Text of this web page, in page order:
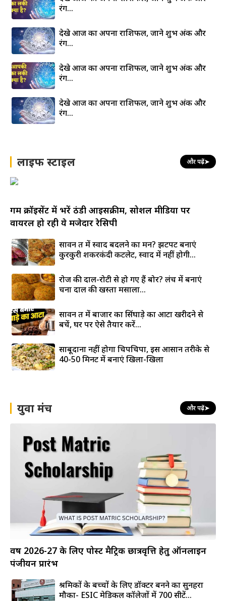
रंग…
देखे आज का अपना राशिफल, जाने शुभ अंक और
रंग…
देखे आज का अपना राशिफल, जाने शुभ अंक और
रंग…
देखे आज का अपना राशिफल, जाने शुभ अंक और
रंग…
लाइफ स्टाइल और पढ़ें➤
गर्म क्रॉइसेंट में भरें ठंडी आइसक्रीम, सोशल मीडिया पर
वायरल हो रही ये मजेदार रेसिपी
सावन व्रत में स्वाद बदलने का मन? झटपट बनाएं
कुरकुरी शकरकंदी कटलेट, स्वाद में नहीं होगी...
रोज की दाल-रोटी से हो गए हैं बोर? लंच में बनाएं
चना दाल की खस्ता मसाला...
सावन व्रत में बाजार का सिंघाड़े का आटा खरीदने से
बचें, घर पर ऐसे तैयार करें...
साबूदाना नहीं होगा चिपचिपा, इस आसान तरीके से
40-50 मिनट में बनाएं खिला-खिला
युवा मंच और पढ़ें➤
वर्ष 2026-27 के लिए पोस्ट मैट्रिक छात्रवृत्ति हेतु ऑनलाइन
पंजीयन प्रारंभ
श्रमिकों के बच्चों के लिए डॉक्टर बनने का सुनहरा
मौका- ESIC मेडिकल कॉलेजों में 700 सीटें...